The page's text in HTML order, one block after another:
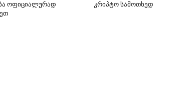
ოფიციალურად
კრიპტო სამოთხედ